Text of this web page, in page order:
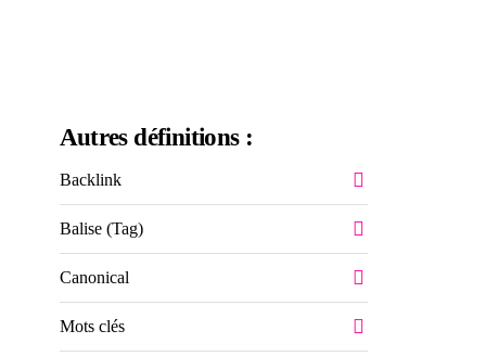
Autres définitions :
Backlink
Balise (Tag)
Canonical
Mots clés